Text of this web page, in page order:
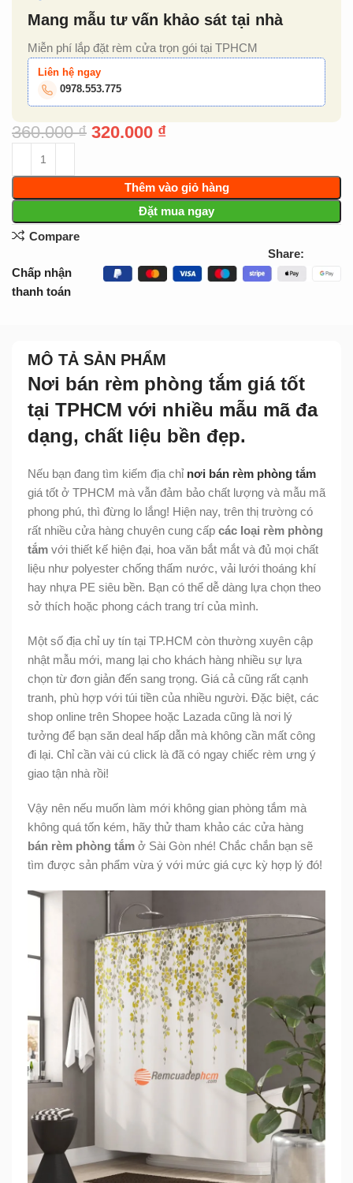
Mang mẫu tư vấn khảo sát tại nhà
Miễn phí lắp đặt rèm cửa trọn gói tại TPHCM
Liên hệ ngay
0978.553.775
360.000₫ 320.000 ₫
Thêm vào giỏ hàng
Đặt mua ngay
Compare
Share:
Chấp nhận
thanh toán
MÔ TẢ SẢN PHẨM
Nơi bán rèm phòng tắm giá tốt
tại TPHCM với nhiều mẫu mã đa
dạng, chất liệu bền đẹp.
Nếu bạn đang tìm kiếm địa chỉ nơi bán rèm phòng tắm
giá tốt ở TPHCM mà vẫn đảm bảo chất lượng và mẫu mã
phong phú, thì đừng lo lắng! Hiện nay, trên thị trường có
rất nhiều cửa hàng chuyên cung cấp các loại rèm phòng
tắm với thiết kế hiện đại, hoa văn bắt mắt và đủ mọi chất
liệu như polyester chống thấm nước, vải lưới thoáng khí
hay nhựa PE siêu bền. Bạn có thể dễ dàng lựa chọn theo
sở thích hoặc phong cách trang trí của mình.
Một số địa chỉ uy tín tại TP.HCM còn thường xuyên cập
nhật mẫu mới, mang lại cho khách hàng nhiều sự lựa
chọn từ đơn giản đến sang trọng. Giá cả cũng rất cạnh
tranh, phù hợp với túi tiền của nhiều người. Đặc biệt, các
shop online trên Shopee hoặc Lazada cũng là nơi lý
tưởng để bạn săn deal hấp dẫn mà không cần mất công
đi lại. Chỉ cần vài cú click là đã có ngay chiếc rèm ưng ý
giao tận nhà rồi!
Vậy nên nếu muốn làm mới không gian phòng tắm mà
không quá tốn kém, hãy thử tham khảo các cửa hàng
bán rèm phòng tắm ở Sài Gòn nhé! Chắc chắn bạn sẽ
tìm được sản phẩm vừa ý với mức giá cực kỳ hợp lý đó!